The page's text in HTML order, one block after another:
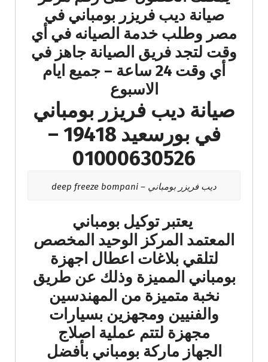
صيانة ديب فريزر بومباني في
مصر وطلب خدمة الصيانه في أي
وقت لتجد فريق الصيانة جاهز في
أي وقت 24 ساعة – جميع ايام
الاسبوع
صيانة ديب فريزر بومباني
في بورسعيد 19418 –
01000630526
ديب فريزر بومباني – deep freeze bompani
يعتبر توكيل بومباني
المعتمد المركز الوحيد المخصص
لتلقي بلاغات اعطال اجهزة
بومباني المميزة وذلك عن طريق
نخبة متميزة من المهندسين
والفنيين ومجهزين بسيارات
مجهزة لتتم عملية اصلاج
الجهاز ماركة بومباني بأفضل